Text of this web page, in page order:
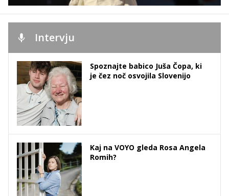
Intervju
Spoznajte babico Juša Čopa, ki
je čez noč osvojila Slovenijo
Kaj na VOYO gleda Rosa Angela
Romih?